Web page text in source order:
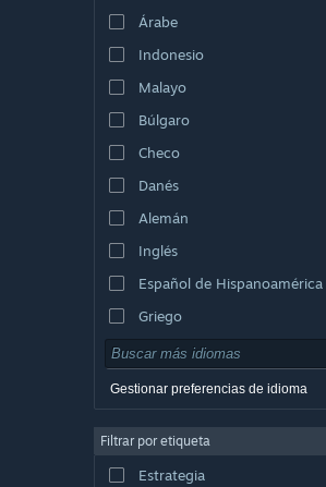
Árabe
Indonesio
Malayo
Búlgaro
Checo
Danés
Alemán
Inglés
Español de Hispanoamérica
Griego
Gestionar preferencias de idioma
Filtrar por etiqueta
Estrategia